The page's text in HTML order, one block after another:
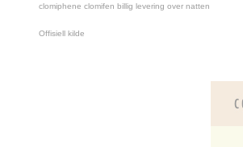
clomiphene clomifen billig levering over natten
Offisiell kilde